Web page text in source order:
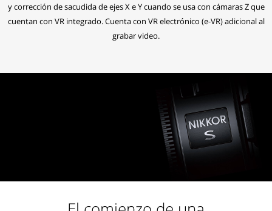
y corrección de sacudida de ejes X e Y cuando se usa con cámaras Z que
cuentan con VR integrado. Cuenta con VR electrónico (e-VR) adicional al
grabar video.